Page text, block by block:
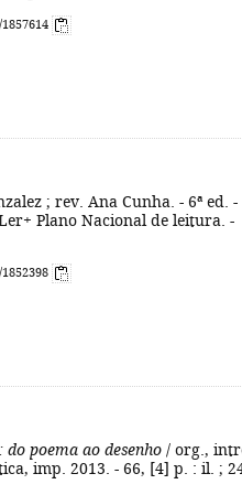
; rev. Ana Cunha. - 6ª ed. -
Plano Nacional de leitura. -
: do poema ao desenho / org.,
imp. 2013. - 66, [4] p. : il. ;